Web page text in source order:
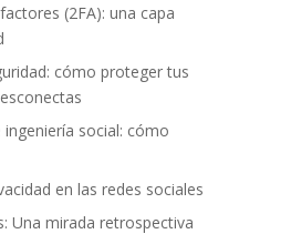
(2FA): una capa
cómo proteger tus
social: cómo
en las redes sociales
Una mirada retrospectiva